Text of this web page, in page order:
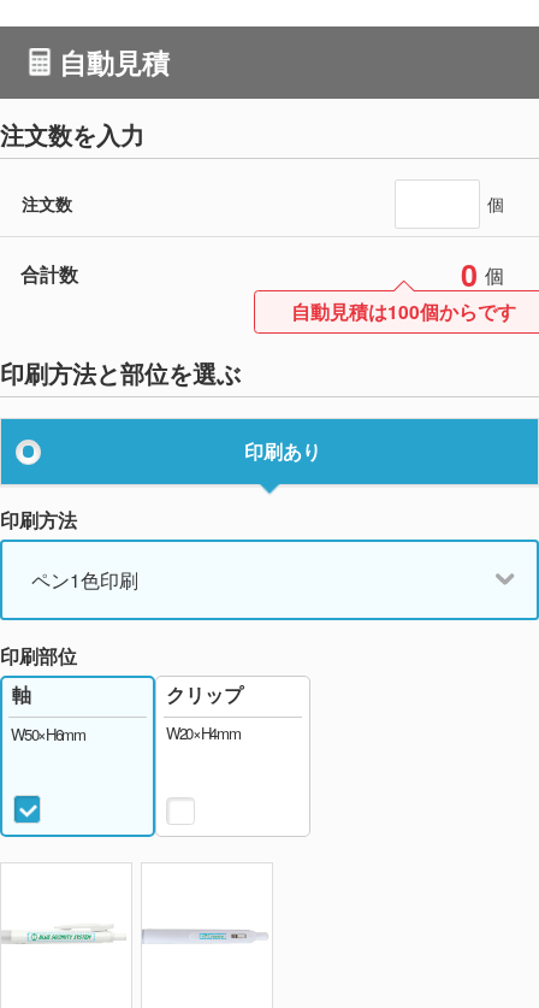
自動見積
注文数を入力
注文数 個
合計数 0 個
自動見積は100個からです
印刷方法と部位を選ぶ
印刷あり
印刷方法
ペン1色印刷
印刷部位
軸
W50×H6mm
クリップ
W20×H4mm